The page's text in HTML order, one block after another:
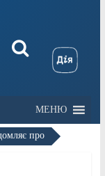
МЕНЮ
про